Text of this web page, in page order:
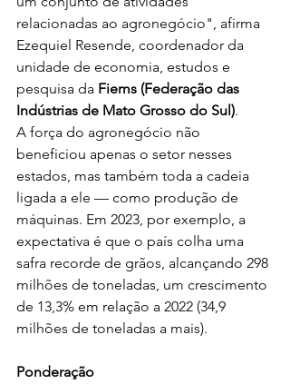
relacionadas ao agronegócio", afirma
Ezequiel Resende, coordenador da
unidade de economia, estudos e
pesquisa da Fiems (Federação das
Indústrias de Mato Grosso do Sul).
A força do agronegócio não
beneficiou apenas o setor nesses
estados, mas também toda a cadeia
ligada a ele — como produção de
máquinas. Em 2023, por exemplo, a
expectativa é que o país colha uma
safra recorde de grãos, alcançando 298
milhões de toneladas, um crescimento
de 13,3% em relação a 2022 (34,9
milhões de toneladas a mais).
Ponderação